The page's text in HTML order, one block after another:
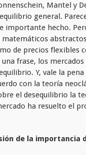
Mantel y
general.
importante hecho.
de precios flexibles
frase, los
Y, vale la
con la teoría
el desequilibrio la
ha resuelto el
de la importancia